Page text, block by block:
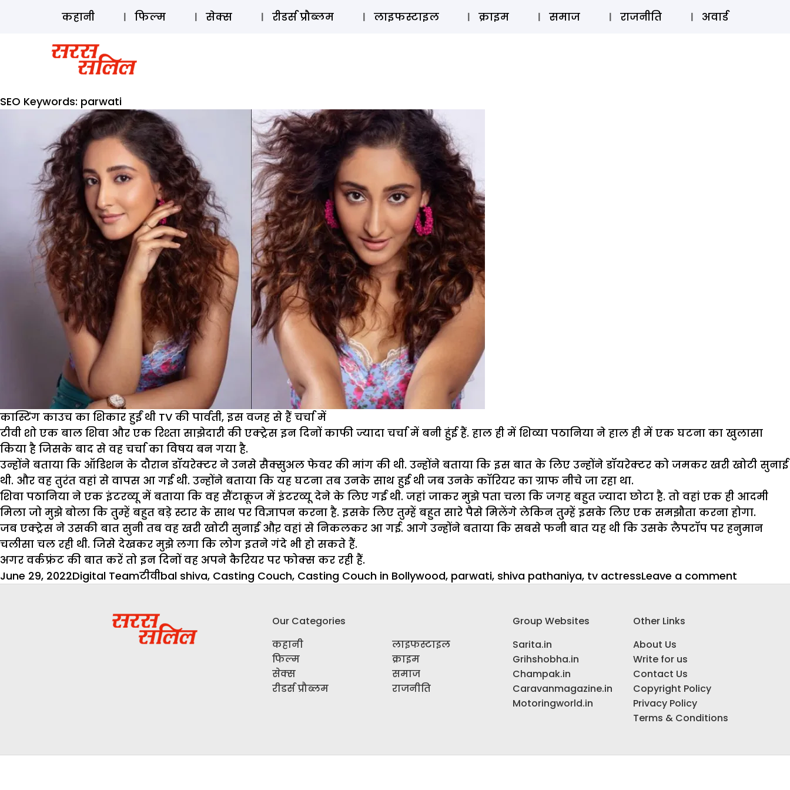
ऑडियो स्टोरी लॉग इन ⚲ SUBSCRIBE
कहानी फिल्म सेक्स रीडर्स प्रौब्लम लाइफस्टाइल क्राइम समाज राजनीति अवार्ड
SEO Keywords: parwati
कास्टिंग काउच का शिकार हुईं थी TV की पार्वती, इस वजह से हैं चर्चा में
टीवी शो एक बाल शिवा और एक रिश्ता साझेदारी की एक्ट्रेस इन दिनों काफी ज्यादा चर्चा में बनी हुंई हैं. हाल ही में शिव्या पठानिया ने हाल ही में एक घटना का खुलासा
किया है जिसके बाद से वह चर्चा का विषय बन गया है.
उन्होंने बताया कि ऑडिशन के दौरान डॉयरेक्टर ने उनसे सैक्सुअल फेवर की मांग की थी. उन्होंने बताया कि इस बात के लिए उन्होंने डॉयरेक्टर को जमकर खरी खोटी सुनाई
थी. और वह तुरंत वहां से वापस आ गई थी. उन्होंने बताया कि यह घटना तब उनके साथ हुई थी जब उनके कॉरियर का ग्राफ नीचे जा रहा था.
शिवा पठानिया ने एक इंटरव्यू में बताया कि वह सैंटाक्रूज में इंटरव्यू देने के लिए गई थी. जहां जाकर मुझे पता चला कि जगह बहुत ज्यादा छोटा है. तो वहां एक ही आदमी
मिला जो मुझे बोला कि तु्म्हें बहुत बड़े स्टार के साथ पर विज्ञापन करना है. इसके लिए तुम्हें बहुत सारे पैसे मिलेंगे लेकिन तु्म्हें इसके लिए एक समझौता करना होगा.
जब एक्ट्रेस ने उसकी बात सुनी तब वह खरी खोटी सुनाई औऱ वहां से निकलकर आ गई. आगे उन्होंने बताया कि सबसे फनी बात यह थी कि उसके लैपटॉप पर हनुमान
चलीसा चल रही थी. जिसे देखकर मुझे लगा कि लोग इतने गंदे भी हो सकते हैं.
अगर वर्कफ्रंट की बात करें तो इन दिनों वह अपने कैरियर पर फोक्स कर रही हैं.
Posted
June 29, 2022Author
Digital TeamCategories
टीवीTags
bal shiva, Casting Couch, Casting Couch in Bollywood, parwati, shiva pathaniya, tv actressLeave a comment
Our Categories
कहानी
फिल्म
सेक्स
रीडर्स प्रौब्लम
लाइफस्टाइल
क्राइम
समाज
राजनीति
Group Websites
Sarita.in
Grihshobha.in
Champak.in
Caravanmagazine.in
Motoringworld.in
Other Links
About Us
Write for us
Contact Us
Copyright Policy
Privacy Policy
Terms & Conditions